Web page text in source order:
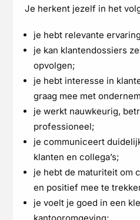
Je herkent jezelf in het
je hebt relevante
je kan klantendossiers
opvolgen;
je hebt interesse in
graag mee met
je werkt nauwkeurig,
professioneel;
je communiceert
klanten en collega’s;
je hebt de maturiteit om
en positief mee te
je voelt je goed in een